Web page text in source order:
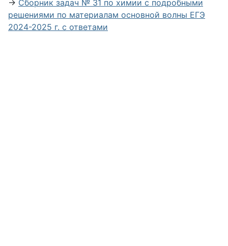
→ Сборник задач № 31 по химии с подробными
решениями по материалам основной волны ЕГЭ
2024-2025 г. с ответами